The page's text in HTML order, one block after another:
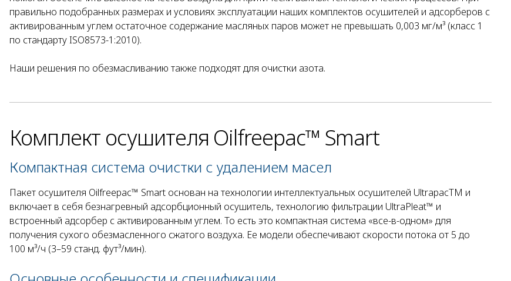
правильно подобранных размерах и условиях эксплуатации наших комплектов осушителей и адсорберов с
активированным углем остаточное содержание масляных паров может не превышать 0,003 мг/м³ (класс 1
по стандарту ISO8573-1:2010).
Наши решения по обезмасливанию также подходят для очистки азота.
Комплект осушителя Oilfreepac™ Smart
Компактная система очистки с удалением масел
Пакет осушителя Oilfreepac™ Smart основан на технологии интеллектуальных осушителей UltrapacTM и
включает в себя безнагревный адсорбционный осушитель, технологию фильтрации UltraPleat™ и
встроенный адсорбер с активированным углем. То есть это компактная система «все-в-одном» для
получения сухого обезмасленного сжатого воздуха. Ее модели обеспечивают скорости потока от 5 до
100 м³/ч (3–59 станд. фут³/мин).